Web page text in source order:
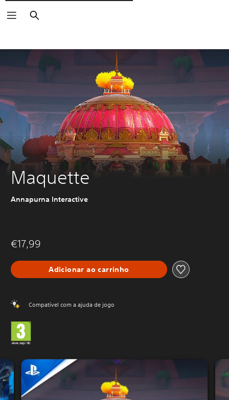
Pesquisar
Maquette
Annapurna Interactive
€17,99
Adicionar ao carrinho
Compatível com a ajuda de jogo